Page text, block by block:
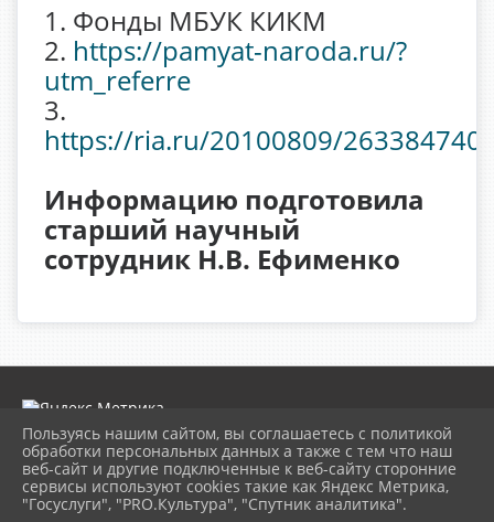
1. Фонды МБУК КИКМ
2. https://pamyat-naroda.ru/?
utm_referre
3.
https://ria.ru/20100809/
Информацию подготовила
старший научный
сотрудник Н.В. Ефименко
2026 г. museumkam.ru
Вход
Карта сайта
Пользуясь нашим сайтом, вы соглашаетесь с политикой
обработки персональных данных а также с тем что наш
веб-сайт и другие подключенные к веб-сайту сторонние
сервисы используют cookies такие как Яндекс Метрика,
"Госуслуги", "PRO.Культура", "Спутник аналитика".